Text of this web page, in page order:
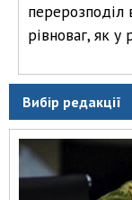
перерозподіл
рівноваг, як у
Вибір редакції